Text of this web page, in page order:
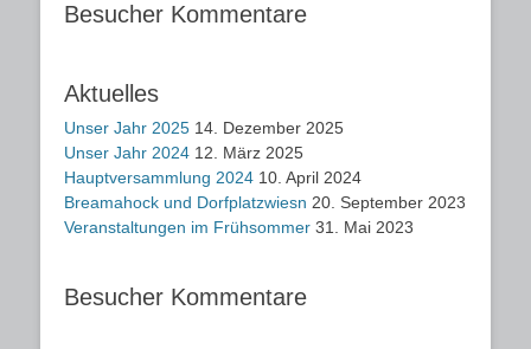
Besucher Kommentare
Aktuelles
Unser Jahr 2025 14. Dezember 2025
Unser Jahr 2024 12. März 2025
Hauptversammlung 2024 10. April 2024
Breamahock und Dorfplatzwiesn 20. September 2023
Veranstaltungen im Frühsommer 31. Mai 2023
Besucher Kommentare